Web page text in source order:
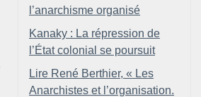
l’anarchisme organisé
Kanaky : La répression de
l’État colonial se poursuit
Lire René Berthier, « Les
Anarchistes et l’organisation.